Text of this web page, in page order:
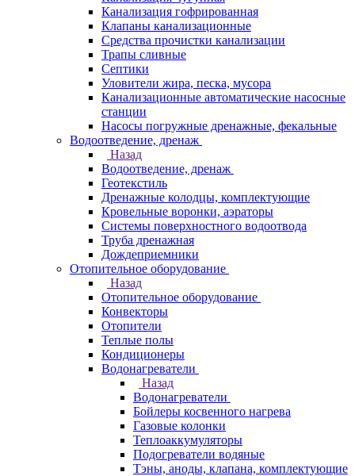
Канализация гофрированная
Клапаны канализационные
Средства прочистки канализации
Трапы сливные
Септики
Уловители жира, песка, мусора
Канализационные автоматические насосные
станции
Насосы погружные дренажные, фекальные
Водоотведение, дренаж
Назад
Водоотведение, дренаж
Геотекстиль
Дренажные колодцы, комплектующие
Кровельные воронки, аэраторы
Системы поверхностного водоотвода
Труба дренажная
Дождеприемники
Отопительное оборудование
Назад
Отопительное оборудование
Конвекторы
Отопители
Теплые полы
Кондиционеры
Водонагреватели
Назад
Водонагреватели
Бойлеры косвенного нагрева
Газовые колонки
Теплоаккумуляторы
Подогреватели водяные
Тэны, аноды, клапана, комплектующие